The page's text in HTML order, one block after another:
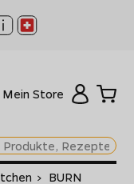
Mein Store
> BURN